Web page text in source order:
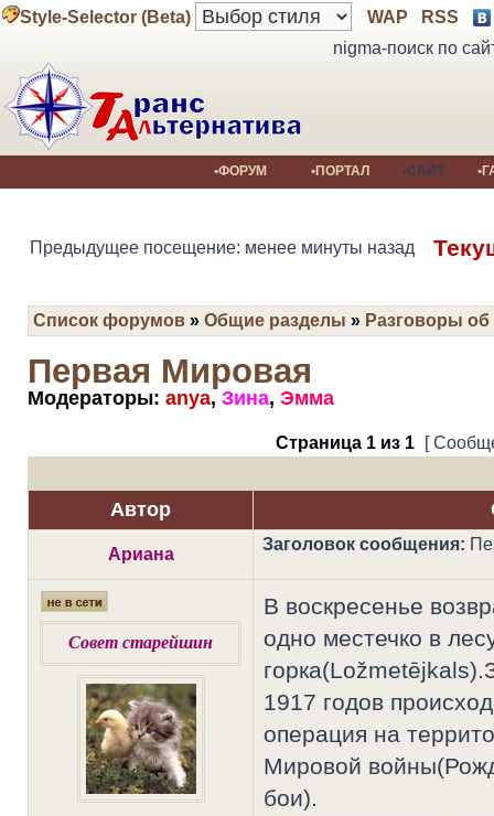
Style-Selector (Beta) WAP
RSS
nigma-поиск по
•ФОРУМ •ПОРТАЛ •САЙТ
Предыдущее посещение: менее минуты назад
Список форумов » Общие разделы » Разговоры об
Первая Мировая
Модераторы: anya, Зина, Эмма
Страница 1 из 1 [
Автор
Ариана
Заголовок сообщения:
Совет старейшин
В воскресенье
одно местечко в
1917 годов
операция на
Мировой
бои).